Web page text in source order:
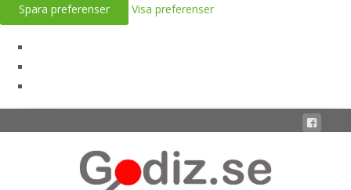
Spara preferenser Visa preferenser